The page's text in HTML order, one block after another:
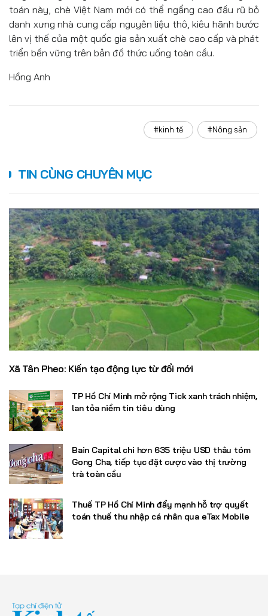
toán này, chè Việt Nam mới có thể ngẩng cao đầu rũ bỏ
danh xưng nhà cung cấp nguyên liệu thô, kiêu hãnh bước
lên vị thế của một quốc gia sản xuất chè cao cấp và phát
triển bền vững trên bản đồ thức uống toàn cầu.
Hồng Anh
#kinh tế #Nông sản
TIN CÙNG CHUYÊN MỤC
Xã Tân Pheo: Kiến tạo động lực từ đổi mới
TP Hồ Chí Minh mở rộng Tick xanh trách nhiệm,
lan tỏa niềm tin tiêu dùng
Bain Capital chi hơn 635 triệu USD thâu tóm
Gong Cha, tiếp tục đặt cược vào thị trường
trà toàn cầu
Thuế TP Hồ Chí Minh đẩy mạnh hỗ trợ quyết
toán thuế thu nhập cá nhân qua eTax Mobile